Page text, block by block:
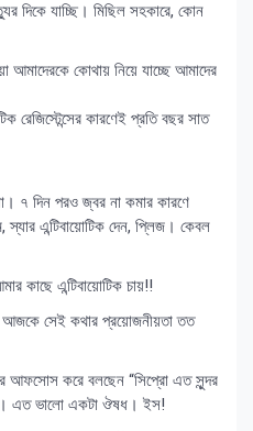
দিকে যাচ্ছি। মিছিল সহকারে, কোন
আমাদেরকে কোথায় নিয়ে যাচ্ছে আমাদের
রেজিস্টেন্সের কারণেই প্রতি বছর সাত
৭ দিন পরও জ্বর না কমার কারণে
এন্টিবায়োটিক দেন, প্লিজ। কেবল
কাছে এন্টিবায়োটিক চায়!!
আজকে সেই কথার প্রয়োজনীয়তা তত
আফসোস করে বলছেন “সিপ্রো এত সুন্দর
এত ভালো একটা ঔষধ। ইস!